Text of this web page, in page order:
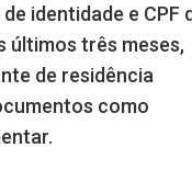
identidade e CPF
últimos três meses,
de residência
como